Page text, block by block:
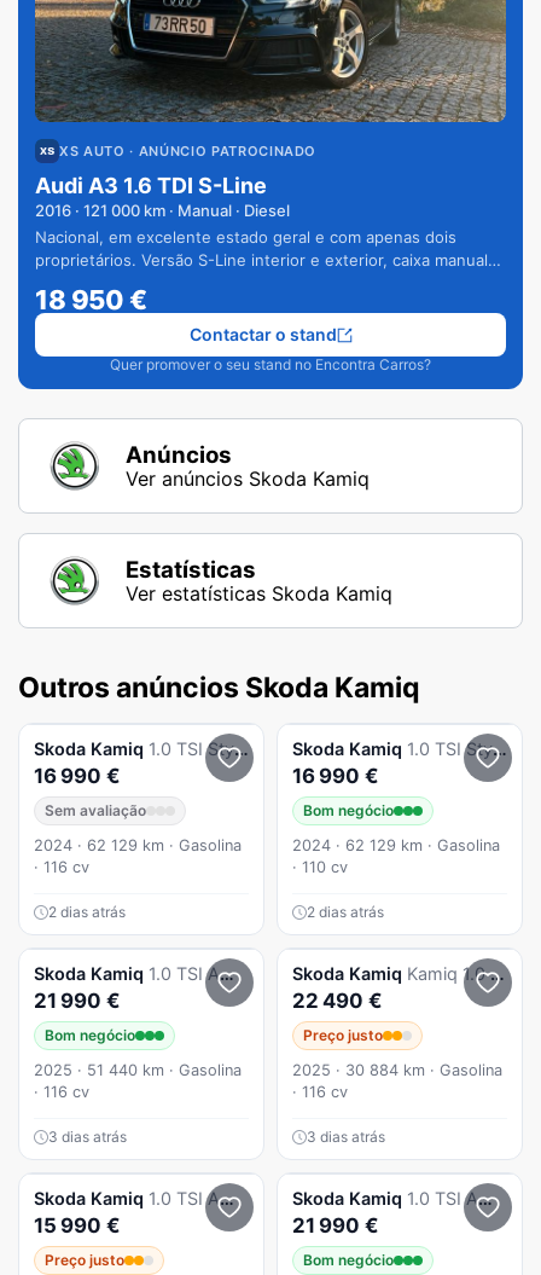
XS AUTO · ANÚNCIO PATROCINADO
Audi A3 1.6 TDI S-Line
2016 · 121 000 km · Manual · Diesel
Nacional, em excelente estado geral e com apenas dois
proprietários. Versão S-Line interior e exterior, caixa manual
18 950€
Quer promover o seu stand no Encontra Carros?
Contactar o stand
Anúncios
Ver anúncios Skoda Kamiq
Estatísticas
Ver estatísticas Skoda Kamiq
Outros anúncios Skoda Kamiq
Skoda Kamiq 1.0 TSI Style DSG
16 990 €
Sem avaliação
2024 · 62 129 km · Gasolina
· 116 cv
2 dias atrás
Skoda Kamiq 1.0 TSI Style DSG
16 990 €
Bom negócio
2024 · 62 129 km · Gasolina
· 110 cv
2 dias atrás
Skoda Kamiq 1.0 TSI Ambition DSG
21 990 €
Bom negócio
2025 · 51 440 km · Gasolina
· 116 cv
3 dias atrás
Skoda Kamiq Kamiq 1.0 TSI DSG
22 490 €
Preço justo
2025 · 30 884 km · Gasolina
· 116 cv
3 dias atrás
Skoda Kamiq 1.0 TSI Ambition
15 990 €
Preço justo
Skoda Kamiq 1.0 TSI Ambition DSG
21 990 €
Bom negócio